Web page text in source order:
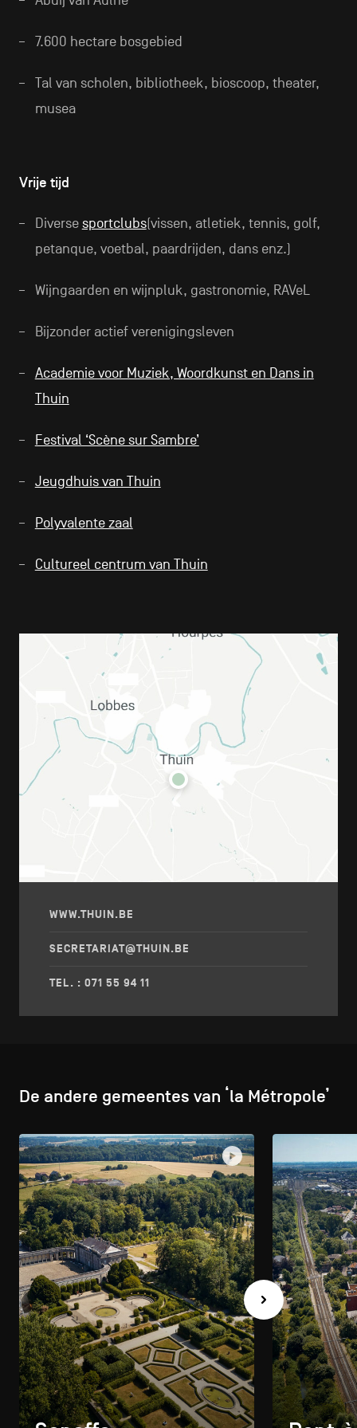
7.600 hectare bosgebied
Tal van scholen, bibliotheek, bioscoop, theater,
musea
Vrije tijd
Diversesportclubs(vissen, atletiek, tennis, golf,
petanque, voetbal, paardrijden, dans enz.)
Wijngaarden en wijnpluk, gastronomie, RAVeL
Bijzonder actief verenigingsleven
Academie voor Muziek, Woordkunst en Dans in
Thuin
Festival ‘Scène sur Sambre’
Jeugdhuis van Thuin
Polyvalente zaal
Cultureel centrum van Thuin
WWW.THUIN.BE
SECRETARIAT@THUIN.BE
TEL. : 071 55 94 11
De andere gemeentes van ‘la Métropole’